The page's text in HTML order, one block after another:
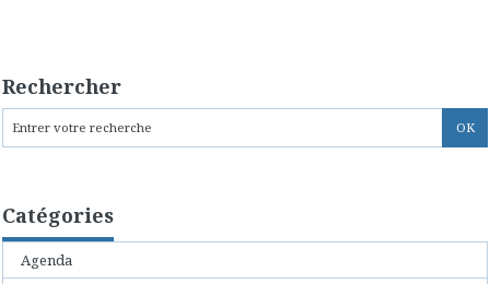
Rechercher
Catégories
Agenda